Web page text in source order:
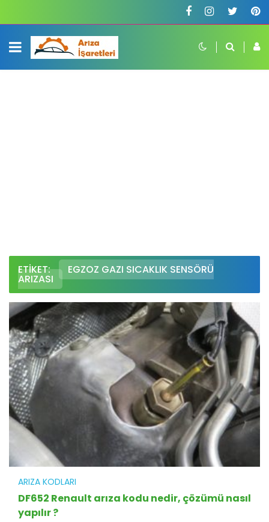
ETIKET: EGZOZ GAZI SICAKLIK SENSÖRÜ
ARIZASI
ARIZA KODLARI
DF652 Renault arıza kodu nedir, çözümü nasıl
yapılır ?